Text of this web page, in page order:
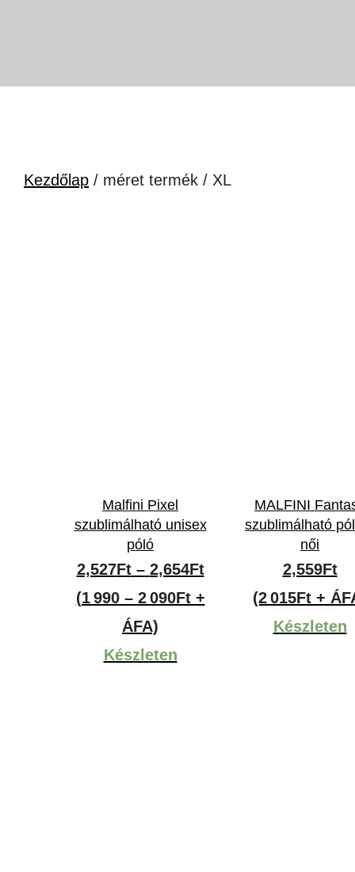
Kezdőlap / méret termék / XL
Malfini Pixel
szublimálható unisex
póló
2,527Ft – 2,654FtÁrtartomány:
2,527Ft
(1 990 – 2 090Ft +
ÁFA)
Készleten
MALFINI
szublimálható
női
2,559Ft
(2 015Ft +
Készleten